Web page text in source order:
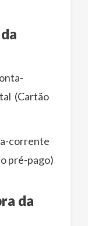
(Cartão
corrente
pré-pago)
da